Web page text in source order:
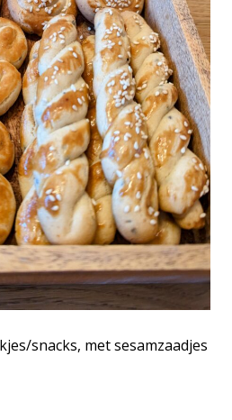
snacks, met sesamzaadjes